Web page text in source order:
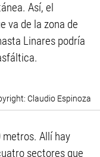
Así, el
va de la zona de
Linares podría
Claudio Espinoza
metros. Allí hay
sectores que